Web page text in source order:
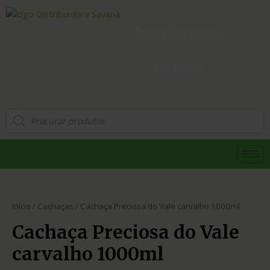
Início / Cachaças / Cachaça Preciosa do Vale carvalho 1000ml
Cachaça Preciosa do Vale
carvalho 1000ml